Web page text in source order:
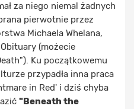
za niego niemal żadnych
pierwotnie przez
Michaela Whelana,
(możecie
Ku początkowemu
przypadła inna praca
in Red' i dziś chyba
"Beneath the